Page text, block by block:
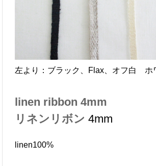
左より：ブラック、Flax、オフ白 ホ
linen ribbon 4mm
リネンリボン 4mm
linen100%